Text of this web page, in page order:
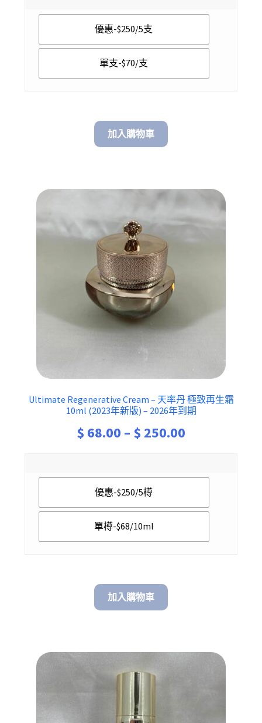
$ 70.00
優惠-$250/5支
單支-$70/支
加入購物車
Ultimate Regenerative Cream – 天率丹 極致再生霜
10ml (2023年新版) – 2026年到期
$ 68.00 – $ 250.00
$ 68.00
優惠-$250/5樽
單樽-$68/10ml
加入購物車